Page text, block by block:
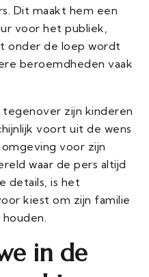
Dit maakt hem een
voor het publiek,
onder de loep wordt
beroemdheden vaak
zijn kinderen
voort uit de wens
voor zijn
waar de pers altijd
details, is het
kiest om zijn familie
in de